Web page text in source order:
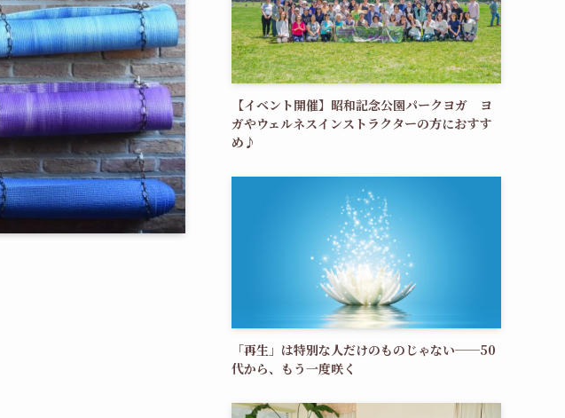
【イベント開催】昭和記念公園パークヨガ ヨ
ガやウェルネスインストラクターの方におすす
め♪
「再生」は特別な人だけのものじゃない──50
代から、もう一度咲く